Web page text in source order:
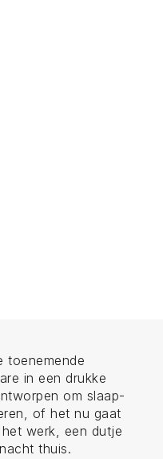
toenemende
in een drukke
om slaap-
of het nu gaat
werk, een dutje
thuis.